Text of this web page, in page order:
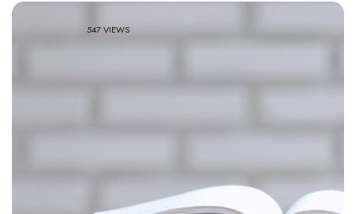
547 VIEWS